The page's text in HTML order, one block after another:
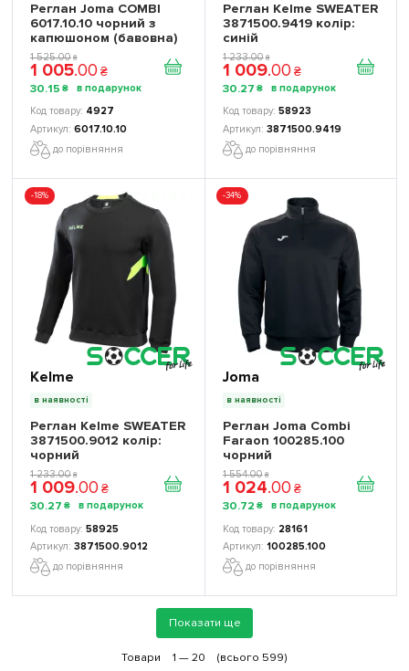
Реглан Joma COMBI
6017.10.10 чорний з
капюшоном (бавовна)
1 525.00 ₴
1 005.00 ₴
30.15 ₴
4927
6017.10.10
до порівняння
Реглан Kelme SWEATER
3871500.9419 колір:
синій
1 233.00 ₴
1 009.00 ₴
30.27 ₴
58923
3871500.9419
до порівняння
-18%
Kelme
в наявності
Реглан Kelme SWEATER
3871500.9012 колір:
чорний
1 233.00 ₴
1 009.00 ₴
30.27 ₴
58925
3871500.9012
до порівняння
-34%
Joma
в наявності
Реглан Joma Combi
Faraon 100285.100
чорний
1 554.00 ₴
1 024.00 ₴
30.72 ₴
28161
100285.100
до порівняння
Показати ще
Товари 1 —20 (всього 599)